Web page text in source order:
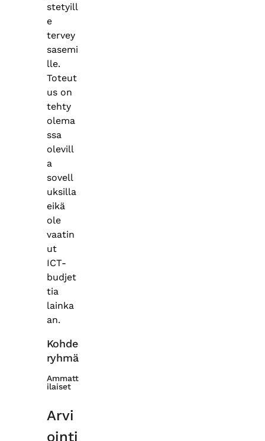
stetyill
e
tervey
sasemi
lle.
Toteut
us on
tehty
olema
ssa
olevill
a
sovell
uksilla
eikä
ole
vaatin
ut
ICT-
budjet
tia
lainka
an.
Kohde
ryhmä
Ammatt
ilaiset
Arvi
ointi